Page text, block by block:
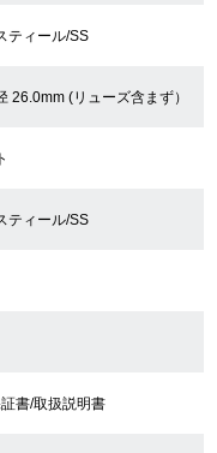
希望の方
ティール/SS
26.0mm (リューズ含まず）
ティール/SS
書/取扱説明書